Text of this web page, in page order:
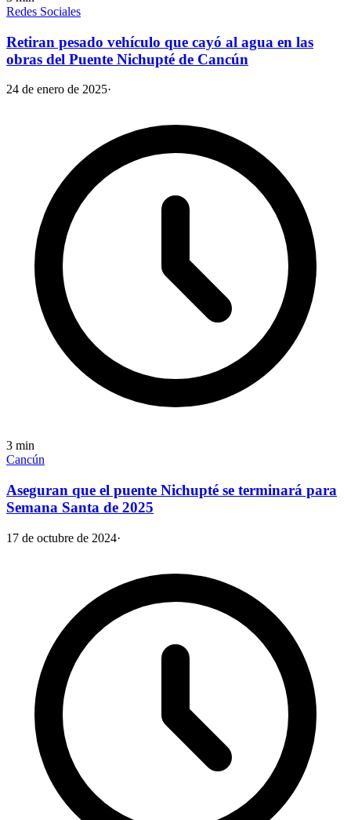
Redes Sociales
Retiran pesado vehículo que cayó al agua en las
obras del Puente Nichupté de Cancún
24 de enero de 2025·
3 min
Cancún
Aseguran que el puente Nichupté se terminará para
Semana Santa de 2025
17 de octubre de 2024·